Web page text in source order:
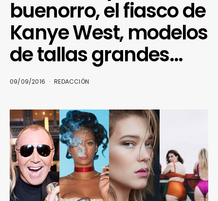
buenorro, el fiasco de
Kanye West, modelos
de tallas grandes…
09/09/2016 REDACCIÓN